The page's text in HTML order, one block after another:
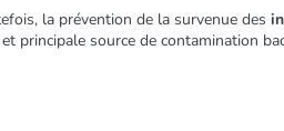
la prévention de la survenue des
principale source de contamination